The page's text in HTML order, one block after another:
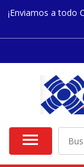
¡Enviamos a todo